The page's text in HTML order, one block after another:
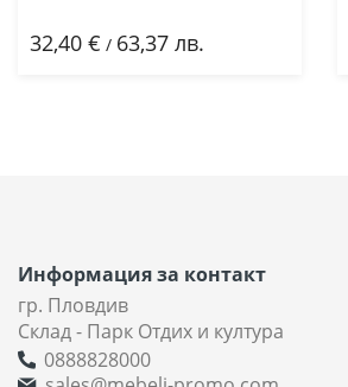
32,40 € / 63,37 лв.
Добави
Информация за контакт
гр. Пловдив
Склад - Парк Отдих и култура
0888828000